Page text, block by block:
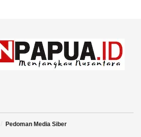
Pedoman Media Siber